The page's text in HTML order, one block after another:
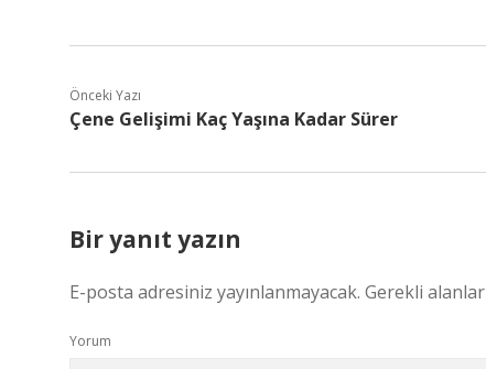
Önceki Yazı
Çene Gelişimi Kaç Yaşına Kadar Sürer
Bir yanıt yazın
E-posta adresiniz yayınlanmayacak. Gerekli alanlar
Yorum